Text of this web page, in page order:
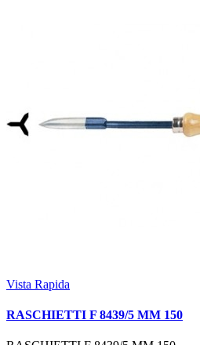
Vista Rapida
RASCHIETTI F 8439/5 MM 150